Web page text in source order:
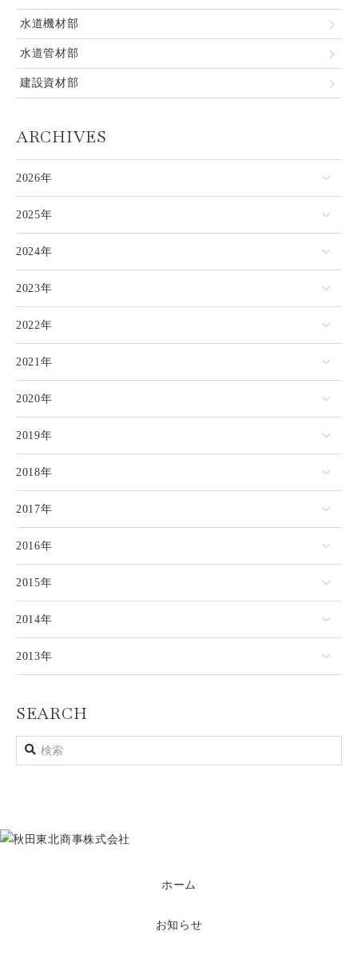
水道機材部
水道管材部
建設資材部
ARCHIVES
2026年
2025年
2024年
2023年
2022年
2021年
2020年
2019年
2018年
2017年
2016年
2015年
2014年
2013年
SEARCH
ホーム
お知らせ